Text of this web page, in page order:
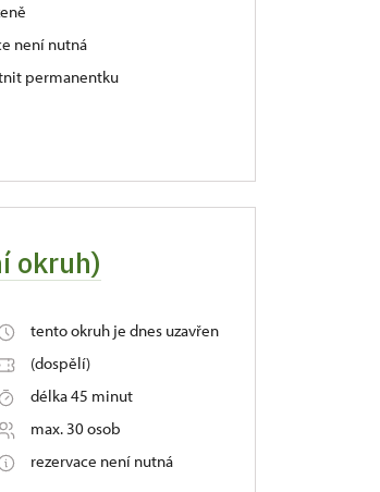
není nutná
permanentku
okruh)
tento okruh je dnes uzavřen
(dospělí)
délka 45 minut
max. 30 osob
rezervace není nutná